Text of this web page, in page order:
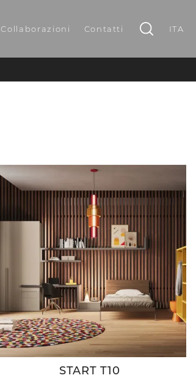
Collaborazioni Contatti ITA
START T10